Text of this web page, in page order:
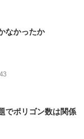
なかったか
でポリゴン数は関係